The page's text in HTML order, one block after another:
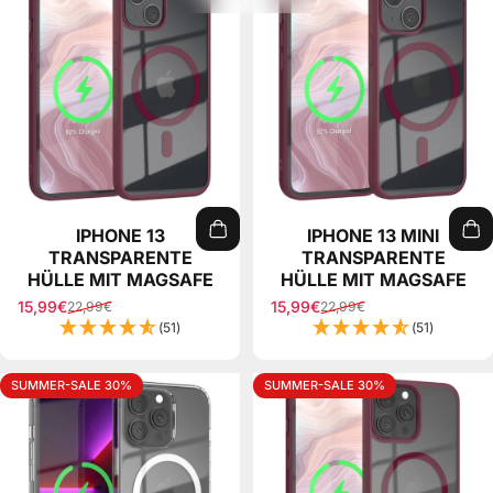
IPHONE 13
TRANSPARENTE
HÜLLE MIT MAGSAFE
Sale price
15,99€
Regular price
22,99€
(51)
IPHONE 13 MINI
TRANSPARENTE
HÜLLE MIT MAGSAFE
Sale price
15,99€
Regular price
22,99€
(51)
SUMMER-SALE 30% SUMMER-SALE 30%